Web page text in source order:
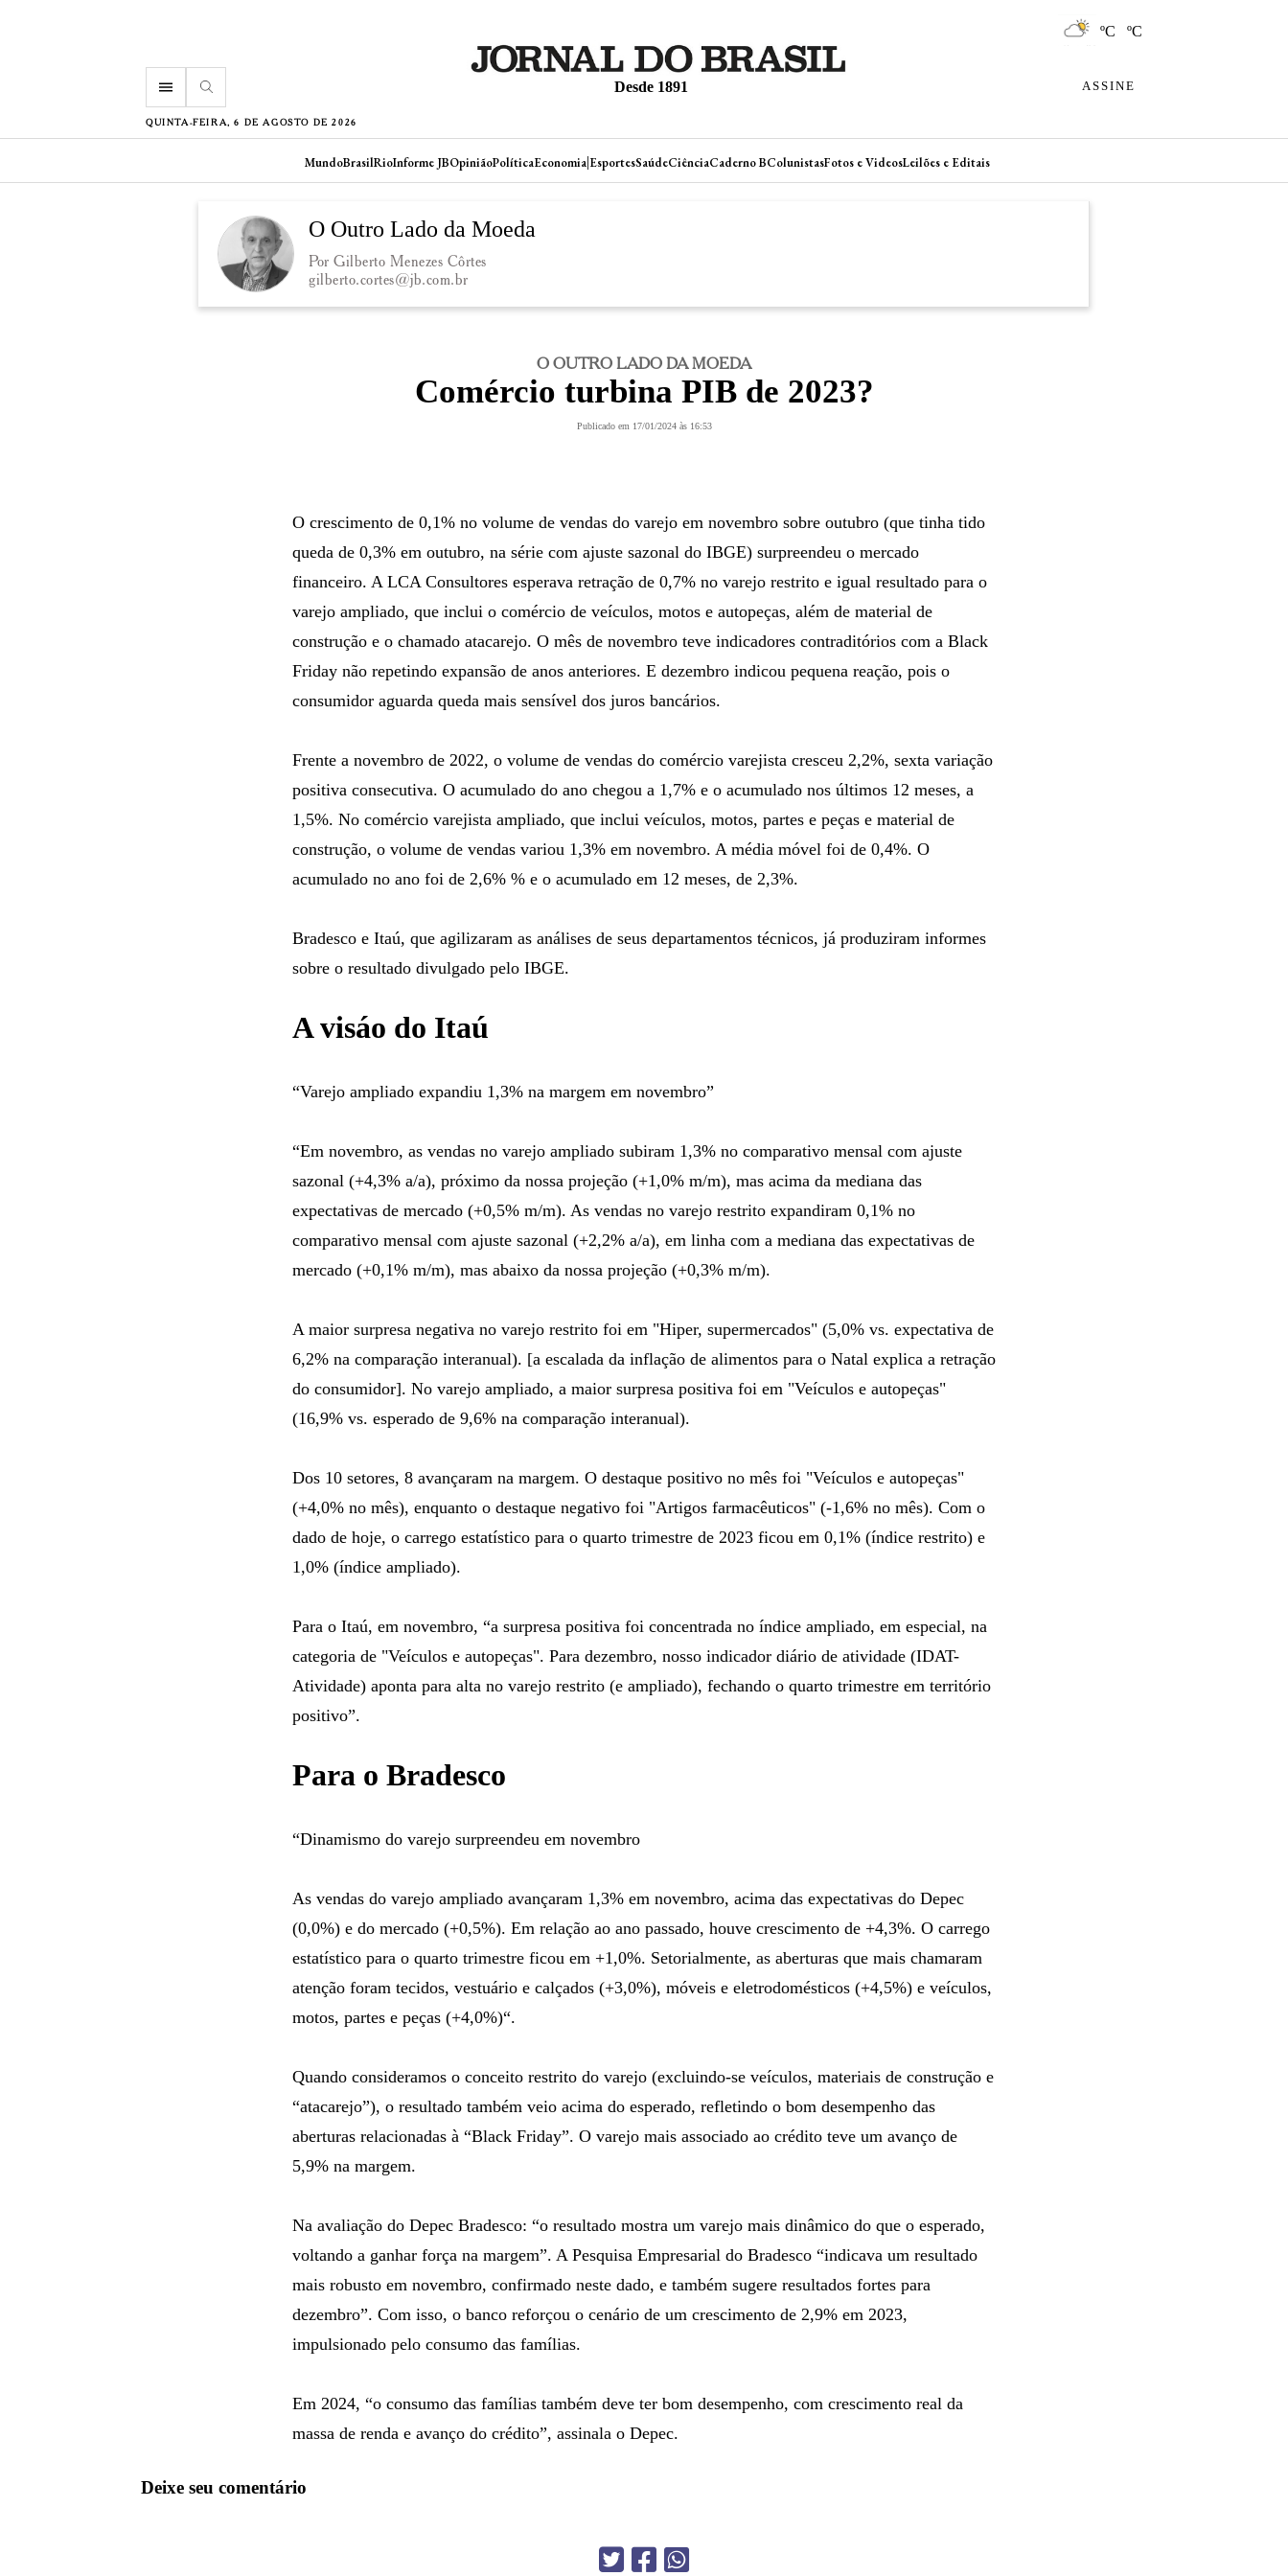
ºC ºC
menu Desde 1891 ASSINE
QUINTA-FEIRA, 6 DE AGOSTO DE 2026
MundoBrasilRioInforme JBOpiniãoPolíticaEconomia|EsportesSaúdeCiênciaCaderno BColunistasFotos e VideosLeilões e Editais
O Outro Lado da Moeda
Por Gilberto Menezes Côrtes
gilberto.cortes@jb.com.br
O OUTRO LADO DA MOEDA
Comércio turbina PIB de 2023?
Publicado em 17/01/2024 às 16:53
O crescimento de 0,1% no volume de vendas do varejo em novembro sobre outubro (que tinha tido
queda de 0,3% em outubro, na série com ajuste sazonal do IBGE) surpreendeu o mercado
financeiro. A LCA Consultores esperava retração de 0,7% no varejo restrito e igual resultado para o
varejo ampliado, que inclui o comércio de veículos, motos e autopeças, além de material de
construção e o chamado atacarejo. O mês de novembro teve indicadores contraditórios com a Black
Friday não repetindo expansão de anos anteriores. E dezembro indicou pequena reação, pois o
consumidor aguarda queda mais sensível dos juros bancários.
Frente a novembro de 2022, o volume de vendas do comércio varejista cresceu 2,2%, sexta variação
positiva consecutiva. O acumulado do ano chegou a 1,7% e o acumulado nos últimos 12 meses, a
1,5%. No comércio varejista ampliado, que inclui veículos, motos, partes e peças e material de
construção, o volume de vendas variou 1,3% em novembro. A média móvel foi de 0,4%. O
acumulado no ano foi de 2,6% % e o acumulado em 12 meses, de 2,3%.
Bradesco e Itaú, que agilizaram as análises de seus departamentos técnicos, já produziram informes
sobre o resultado divulgado pelo IBGE.
A visáo do Itaú
“Varejo ampliado expandiu 1,3% na margem em novembro”
“Em novembro, as vendas no varejo ampliado subiram 1,3% no comparativo mensal com ajuste
sazonal (+4,3% a/a), próximo da nossa projeção (+1,0% m/m), mas acima da mediana das
expectativas de mercado (+0,5% m/m). As vendas no varejo restrito expandiram 0,1% no
comparativo mensal com ajuste sazonal (+2,2% a/a), em linha com a mediana das expectativas de
mercado (+0,1% m/m), mas abaixo da nossa projeção (+0,3% m/m).
A maior surpresa negativa no varejo restrito foi em "Hiper, supermercados" (5,0% vs. expectativa de
6,2% na comparação interanual). [a escalada da inflação de alimentos para o Natal explica a retração
do consumidor]. No varejo ampliado, a maior surpresa positiva foi em "Veículos e autopeças"
(16,9% vs. esperado de 9,6% na comparação interanual).
Dos 10 setores, 8 avançaram na margem. O destaque positivo no mês foi "Veículos e autopeças"
(+4,0% no mês), enquanto o destaque negativo foi "Artigos farmacêuticos" (-1,6% no mês). Com o
dado de hoje, o carrego estatístico para o quarto trimestre de 2023 ficou em 0,1% (índice restrito) e
1,0% (índice ampliado).
Para o Itaú, em novembro, “a surpresa positiva foi concentrada no índice ampliado, em especial, na
categoria de "Veículos e autopeças". Para dezembro, nosso indicador diário de atividade (IDAT-
Atividade) aponta para alta no varejo restrito (e ampliado), fechando o quarto trimestre em território
positivo”.
Para o Bradesco
“Dinamismo do varejo surpreendeu em novembro
As vendas do varejo ampliado avançaram 1,3% em novembro, acima das expectativas do Depec
(0,0%) e do mercado (+0,5%). Em relação ao ano passado, houve crescimento de +4,3%. O carrego
estatístico para o quarto trimestre ficou em +1,0%. Setorialmente, as aberturas que mais chamaram
atenção foram tecidos, vestuário e calçados (+3,0%), móveis e eletrodomésticos (+4,5%) e veículos,
motos, partes e peças (+4,0%)“.
Quando consideramos o conceito restrito do varejo (excluindo-se veículos, materiais de construção e
“atacarejo”), o resultado também veio acima do esperado, refletindo o bom desempenho das
aberturas relacionadas à “Black Friday”. O varejo mais associado ao crédito teve um avanço de
5,9% na margem.
Na avaliação do Depec Bradesco: “o resultado mostra um varejo mais dinâmico do que o esperado,
voltando a ganhar força na margem”. A Pesquisa Empresarial do Bradesco “indicava um resultado
mais robusto em novembro, confirmado neste dado, e também sugere resultados fortes para
dezembro”. Com isso, o banco reforçou o cenário de um crescimento de 2,9% em 2023,
impulsionado pelo consumo das famílias.
Em 2024, “o consumo das famílias também deve ter bom desempenho, com crescimento real da
massa de renda e avanço do crédito”, assinala o Depec.
Deixe seu comentário